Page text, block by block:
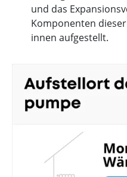
und das
Komponenten dieser
innen aufgestellt.